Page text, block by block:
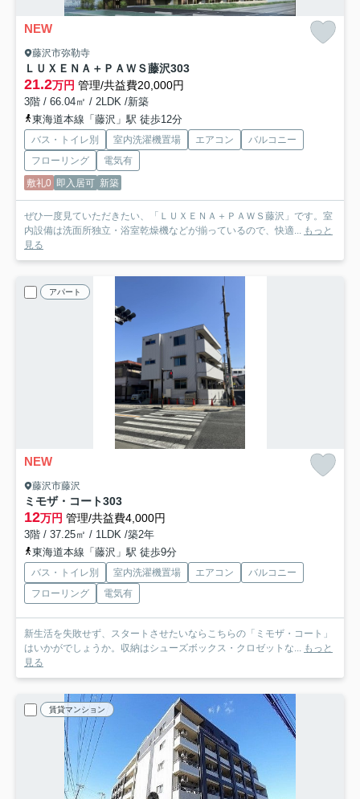
NEW
藤沢市弥勒寺
ＬＵＸＥＮＡ＋ＰＡＷＳ藤沢303
21.2万円 管理/共益費20,000円
3階 / 66.04㎡ / 2LDK /新築
東海道本線「藤沢」駅 徒歩12分
バス・トイレ別 室内洗濯機置場 エアコン
バルコニー
フローリング
電気有
敷礼0 即入居可 新築
ぜひ一度見ていただきたい、「ＬＵＸＥＮＡ＋ＰＡＷＳ藤沢」です。室
内設備は洗面所独立・浴室乾燥機などが揃っているので、快適...
もっと
見る
アパート
NEW
藤沢市藤沢
ミモザ・コート303
12万円 管理/共益費4,000円
3階 / 37.25㎡ / 1LDK /築2年
東海道本線「藤沢」駅 徒歩9分
バス・トイレ別 室内洗濯機置場 エアコン
バルコニー
フローリング
電気有
新生活を失敗せず、スタートさせたいならこちらの「ミモザ・コート」
はいかがでしょうか。収納はシューズボックス・クロゼットな...
もっと
見る
賃貸マンション